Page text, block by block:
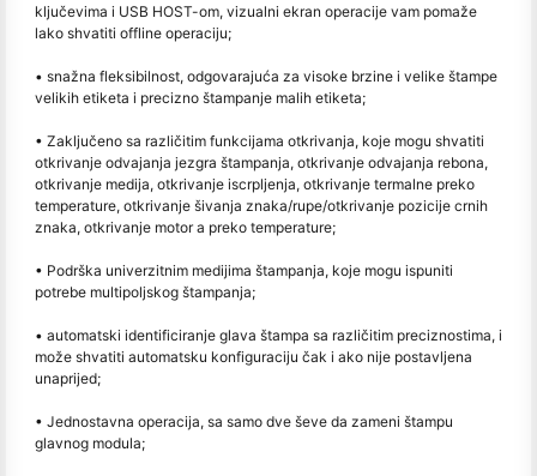
ključevima i USB HOST-om, vizualni ekran operacije vam pomaže
lako shvatiti offline operaciju;
• snažna fleksibilnost, odgovarajuća za visoke brzine i velike štampe
velikih etiketa i precizno štampanje malih etiketa;
• Zaključeno sa različitim funkcijama otkrivanja, koje mogu shvatiti
otkrivanje odvajanja jezgra štampanja, otkrivanje odvajanja rebona,
otkrivanje medija, otkrivanje iscrpljenja, otkrivanje termalne preko
temperature, otkrivanje šivanja znaka/rupe/otkrivanje pozicije crnih
znaka, otkrivanje motor a preko temperature;
• Podrška univerzitnim medijima štampanja, koje mogu ispuniti
potrebe multipoljskog štampanja;
• automatski identificiranje glava štampa sa različitim preciznostima, i
može shvatiti automatsku konfiguraciju čak i ako nije postavljena
unaprijed;
• Jednostavna operacija, sa samo dve ševe da zameni štampu
glavnog modula;